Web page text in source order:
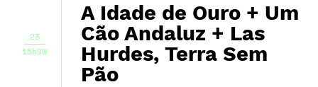
23
15h00
A Idade de Ouro + Um
Cão Andaluz + Las
Hurdes, Terra Sem
Pão